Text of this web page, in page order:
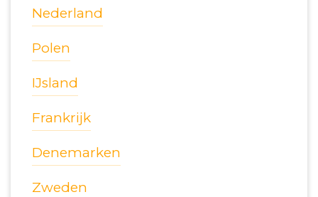
Nederland
Polen
IJsland
Frankrijk
Denemarken
Zweden